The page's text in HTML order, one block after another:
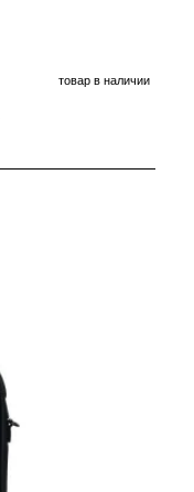
товар в наличии